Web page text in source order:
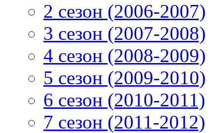
2 сезон (2006-2007)
3 сезон (2007-2008)
4 сезон (2008-2009)
5 сезон (2009-2010)
6 сезон (2010-2011)
7 сезон (2011-2012)